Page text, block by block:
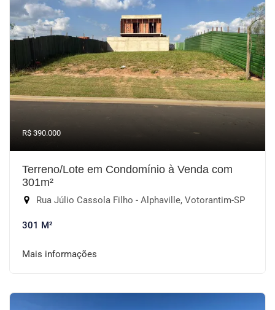
R$ 390.000
Terreno/Lote em Condomínio à Venda com
301m²
Rua Júlio Cassola Filho - Alphaville, Votorantim-SP
301 M²
Mais informações